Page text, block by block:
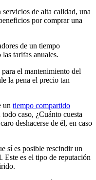
servicios de alta calidad, una
por comprar una
de un tiempo
tarifas anuales.
para el mantenimiento del
la pena el precio tan
un tiempo compartido
todo caso, ¿Cuánto cuesta
deshacerse de él, en caso
sí es posible rescindir un
Este es el tipo de reputación